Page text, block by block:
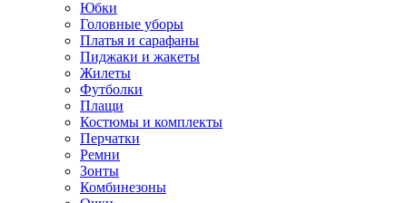
Юбки
Головные уборы
Платья и сарафаны
Пиджаки и жакеты
Жилеты
Футболки
Плащи
Костюмы и комплекты
Перчатки
Ремни
Зонты
Комбинезоны